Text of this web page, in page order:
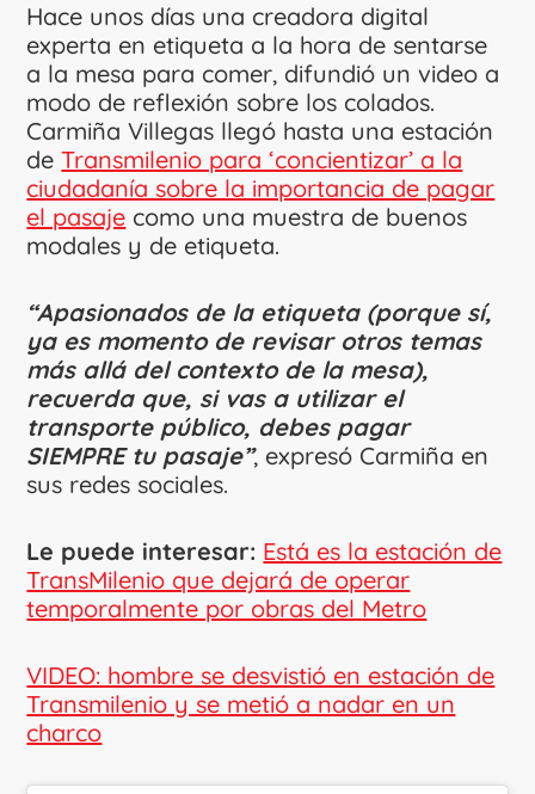
Hace unos días una creadora digital
experta en etiqueta a la hora de sentarse
a la mesa para comer, difundió un video a
modo de reflexión sobre los colados.
Carmiña Villegas llegó hasta una estación
deTransmilenio para ‘concientizar’ a la
ciudadanía sobre la importancia de pagar
el pasaje como una muestra de buenos
modales y de etiqueta.
“Apasionados de la etiqueta (porque sí,
ya es momento de revisar otros temas
más allá del contexto de la mesa),
recuerda que, si vas a utilizar el
transporte público, debes pagar
SIEMPRE tu pasaje”, expresó Carmiña en
sus redes sociales.
Le puede interesar: Está es la estación de
TransMilenio que dejará de operar
temporalmente por obras del Metro
VIDEO: hombre se desvistió en estación de
Transmilenio y se metió a nadar en un
charco